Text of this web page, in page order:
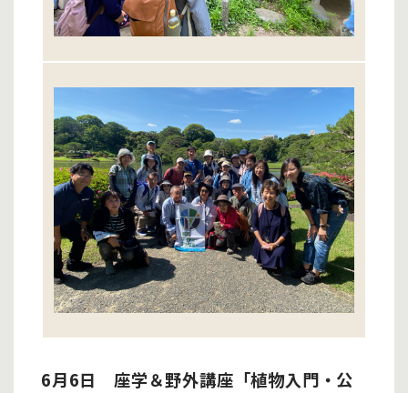
6月6日 座学＆野外講座「植物入門・公